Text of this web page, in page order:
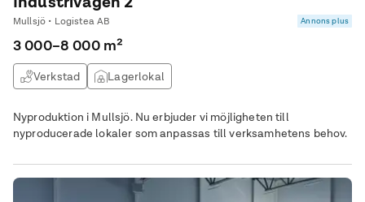
Mullsjö • Logistea AB Annons plus
3 000–8 000 m²
Verkstad Lagerlokal
Nyproduktion i Mullsjö. Nu erbjuder vi möjligheten till
nyproducerade lokaler som anpassas till verksamhetens behov.